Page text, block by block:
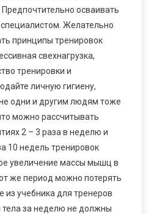
осваивать
Желательно
принципы тренировок
свехнагрузка,
тренировки и
личную гигиену,
одни и другим людям тоже
можно рассчитывать
2 – 3 раза в неделю и
10 недель тренировок
увеличение массы мышц в
же период можно потерять
из учебника для тренеров
за неделю не должны